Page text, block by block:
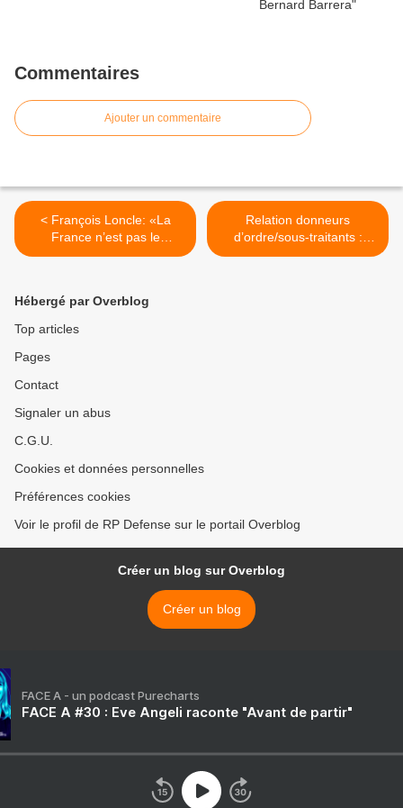
Commentaires
Ajouter un commentaire
< François Loncle: «La
France n’est pas le
gendarme de l’Afrique»
Relation donneurs
d’ordre/sous-traitants :
Astrium organise une
Hébergé par Overblog
Top articles
Pages
Contact
Signaler un abus
C.G.U.
Cookies et données personnelles
Préférences cookies
Voir le profil de RP Defense sur le portail Overblog
Créer un blog sur Overblog
Créer un blog
FACE A - un podcast Purecharts
FACE A #30 : Eve Angeli raconte "Avant de partir"